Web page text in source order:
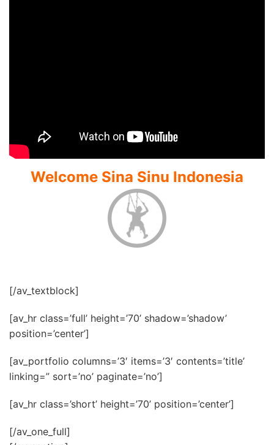
Welcome Sina Sinu Indonesia
[/av_textblock]
[av_hr class=’full’ height=’70’ shadow=’shadow’
position=’center’]
[av_portfolio columns=’3′ items=’3′ contents=’title’
linking=” sort=’no’ paginate=’no’]
[av_hr class=’short’ height=’70’ position=’center’]
[/av_one_full]